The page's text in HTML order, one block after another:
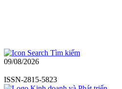
Tìm kiếm
09/08/2026
ISSN-2815-5823